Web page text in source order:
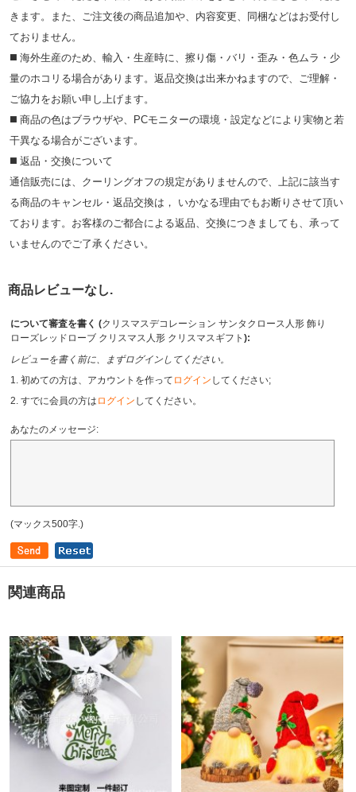
きます。また、ご注文後の商品追加や、内容変更、同梱などはお受付し
ておりません。
◼️ 海外⽣産のため、輸⼊・⽣産時に、擦り傷・バリ・歪み・色ムラ・少
量のホコリる場合があります。返品交換は出来かねますので、ご理解・
ご協⼒をお願い申し上げます。
◼️ 商品の⾊はブラウザや、PCモニターの環境・設定などにより実物と若
⼲異なる場合がございます。
◼️ 返品・交換について
通信販売には、クーリングオフの規定がありませんので、上記に該当す
る商品のキャンセル・返品交換は， いかなる理由でもお断りさせて頂い
ております。お客様のご都合による返品、交換につきましても、承って
いませんのでご了承ください。
商品レビューなし.
について審査を書く (クリスマスデコレーション サンタクロース人形 飾り
ローズレッドローブ クリスマス人形 クリスマスギフト ):
レビューを書く前に、まずログインしてください。
1. 初めての方は、アカウントを作って ログイン してください;
2. すでに会員の方は ログイン してください。
あなたのメッセージ:
(マックス500字.)
関連商品